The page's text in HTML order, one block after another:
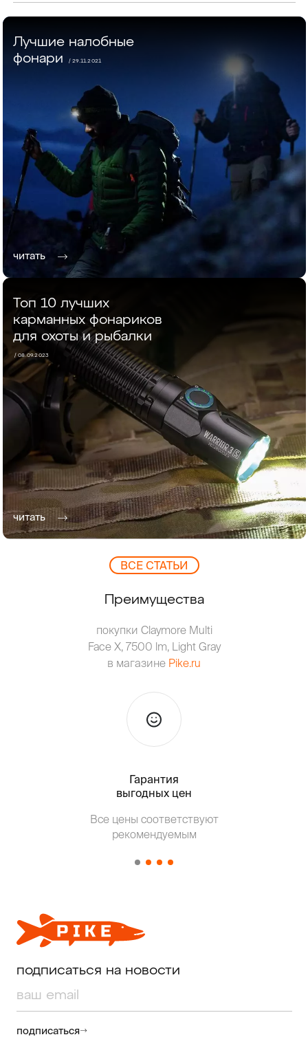
Лучшие налобные
фонари
/ 29.11.2021
читать
Топ 10 лучших
карманных фонариков
для охоты и рыбалки
/ 08.09.2023
читать
ВCЕ СТАТЬИ
Преимущества
покупки Claymore Multi
Face X, 7500 lm, Light Gray
в магазине Pike.ru
Гарантия
выгодных цен
Все цены соответствуют
рекомендуемым
подписаться на новости
подписаться